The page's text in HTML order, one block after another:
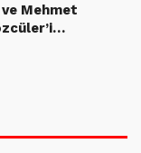
ve Mehmet